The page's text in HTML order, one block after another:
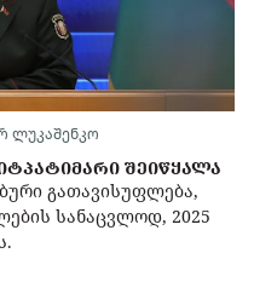
ლუკაშენკო
ᲨᲔᲘᲬᲧᲐᲚᲐ
გათავისუფლება,
სანაცვლოდ, 2025